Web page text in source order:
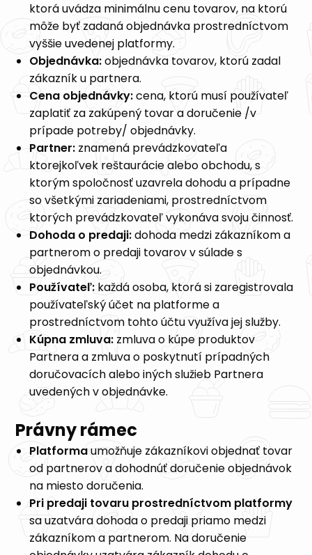
ktorá uvádza minimálnu cenu tovarov, na ktorú
môže byť zadaná objednávka prostredníctvom
vyššie uvedenej platformy.
Objednávka:objednávka tovarov, ktorú zadal
zákazník u partnera.
Cena objednávky:cena, ktorú musí používateľ
zaplatiť za zakúpený tovar a doručenie /v
prípade potreby/ objednávky.
Partner: znamená prevádzkovateľa
ktorejkoľvek reštaurácie alebo obchodu, s
ktorým spoločnosť uzavrela dohodu a prípadne
so všetkými zariadeniami, prostredníctvom
ktorých prevádzkovateľ vykonáva svoju činnosť.
Dohoda o predaji:dohoda medzi zákazníkom a
partnerom o predaji tovarov v súlade s
objednávkou.
Používateľ: každá osoba, ktorá si zaregistrovala
používateľský účet na platforme a
prostredníctvom tohto účtu využíva jej služby.
Kúpna zmluva: zmluva o kúpe produktov
Partnera a zmluva o poskytnutí prípadných
doručovacích alebo iných služieb Partnera
uvedených v objednávke.
Právny rámec
Platformaumožňuje zákazníkovi objednať tovar
od partnerov a dohodnúť doručenie objednávok
na miesto doručenia.
Pri predaji tovaru prostredníctvom platformy
sa uzatvára dohoda o predaji priamo medzi
zákazníkom a partnerom. Na doručenie